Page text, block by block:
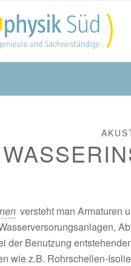
versteht man Armaturen
der Benutzung
wie z.B. Rohrschellen-